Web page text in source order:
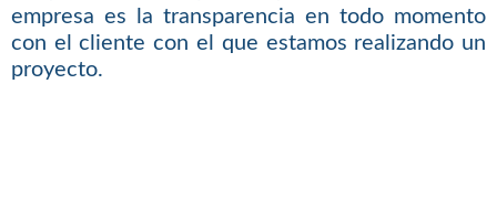
empresa es la transparencia en todo momento
con el cliente con el que estamos realizando un
proyecto.